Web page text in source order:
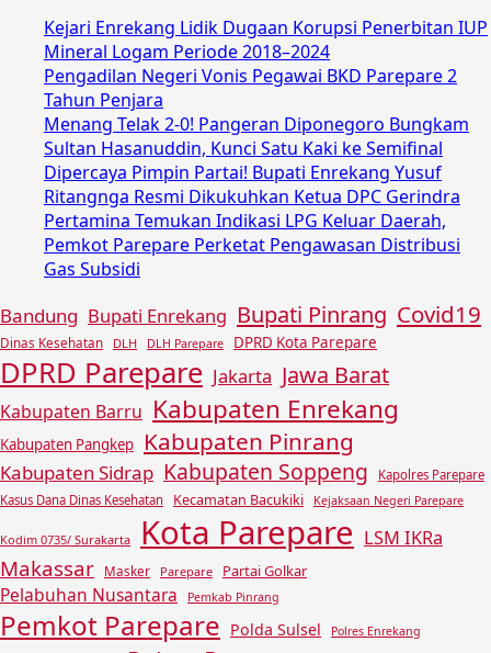
Kejari Enrekang Lidik Dugaan Korupsi Penerbitan IUP
Mineral Logam Periode 2018–2024
Pengadilan Negeri Vonis Pegawai BKD Parepare 2
Tahun Penjara
Menang Telak 2-0! Pangeran Diponegoro Bungkam
Sultan Hasanuddin, Kunci Satu Kaki ke Semifinal
Dipercaya Pimpin Partai! Bupati Enrekang Yusuf
Ritangnga Resmi Dikukuhkan Ketua DPC Gerindra
Pertamina Temukan Indikasi LPG Keluar Daerah,
Pemkot Parepare Perketat Pengawasan Distribusi
Gas Subsidi
Bandung Bupati Enrekang Bupati Pinrang Covid19
Dinas Kesehatan DLH DLH Parepare DPRD Kota Parepare
DPRD Parepare Jakarta Jawa Barat
Kabupaten Barru Kabupaten Enrekang
Kabupaten Pangkep Kabupaten Pinrang
Kabupaten Sidrap Kabupaten Soppeng
Kapolres Parepare
Kasus Dana Dinas Kesehatan
Kecamatan Bacukiki Kejaksaan Negeri Parepare
Kodim 0735/ Surakarta Kota Parepare LSM IKRa
Makassar Masker Parepare Partai Golkar
Pelabuhan Nusantara Pemkab Pinrang
Pemkot Parepare Polda Sulsel Polres Enrekang